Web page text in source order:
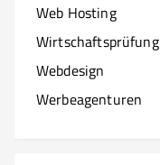
Web Hosting
Wirtschaftsprüfung
Webdesign
Werbeagenturen